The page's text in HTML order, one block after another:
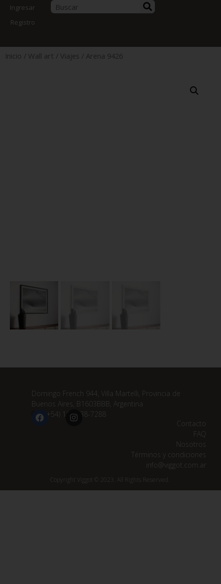
Ingresar
Registro
Inicio / Wall art / Viajes / Arena 9426
Domingo French 944, Villa Martelli, Provincia de
Buenos Aires, B1603BBB, Argentina
(+54) 11 3838-7288
Contacto
FAQ
Nosotros
Términos y condiciones
info@viggot.com.ar
Copyright Viggot © 2023. All Rights Reserved.